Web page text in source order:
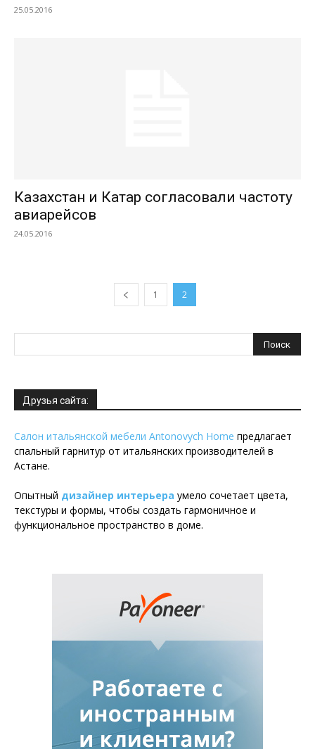
25.05.2016
Казахстан и Катар согласовали частоту
авиарейсов
24.05.2016
1 2
Друзья сайта:
Салон итальянской мебели Antonovych Home предлагает
спальный гарнитур от итальянских производителей в
Астане.
Опытный дизайнер интерьера умело сочетает цвета,
текстуры и формы, чтобы создать гармоничное и
функциональное пространство в доме.